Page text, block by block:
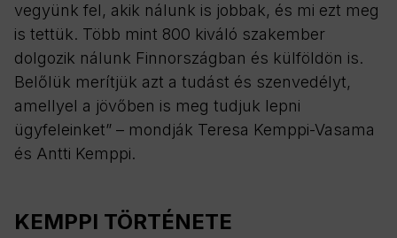
vegyünk fel, akik nálunk is jobbak, és mi ezt meg
is tettük. Több mint 800 kiváló szakember
dolgozik nálunk Finnországban és külföldön is.
Belőlük merítjük azt a tudást és szenvedélyt,
amellyel a jövőben is meg tudjuk lepni
ügyfeleinket” – mondják Teresa Kemppi-Vasama
és Antti Kemppi.
KEMPPI TÖRTÉNETE